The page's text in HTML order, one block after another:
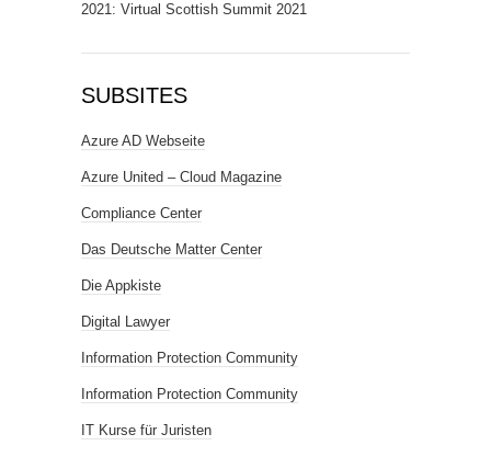
2021: Virtual Scottish Summit 2021
SUBSITES
Azure AD Webseite
Azure United – Cloud Magazine
Compliance Center
Das Deutsche Matter Center
Die Appkiste
Digital Lawyer
Information Protection Community
Information Protection Community
IT Kurse für Juristen